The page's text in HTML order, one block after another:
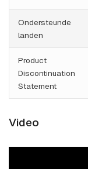
Ondersteunde
landen
Product
Discontinuation
Statement
Video